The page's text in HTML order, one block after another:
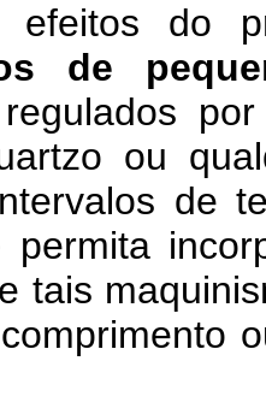
do
de
regulados
ou
de
permita
tais